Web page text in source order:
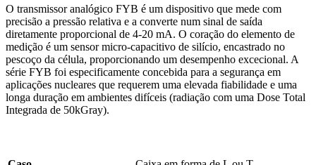
O transmissor analógico FYB é um dispositivo que mede com
precisão a pressão relativa e a converte num sinal de saída
diretamente proporcional de 4-20 mA. O coração do elemento de
medição é um sensor micro-capacitivo de silício, encastrado no
pescoço da célula, proporcionando um desempenho excecional. A
série FYB foi especificamente concebida para a segurança em
aplicações nucleares que requerem uma elevada fiabilidade e uma
longa duração em ambientes difíceis (radiação com uma Dose Total
Integrada de 50kGray).